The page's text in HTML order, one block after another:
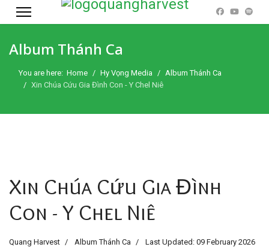
Album Thánh Ca
You are here: Home Hy Vọng Media
Album Thánh Ca
Xin Chúa Cứu Gia Đình Con - Y Chel Niê
Xin Chúa Cứu Gia Đình
Con - Y Chel Niê
Quang Harvest Album Thánh Ca Last Updated: 09 February 2026